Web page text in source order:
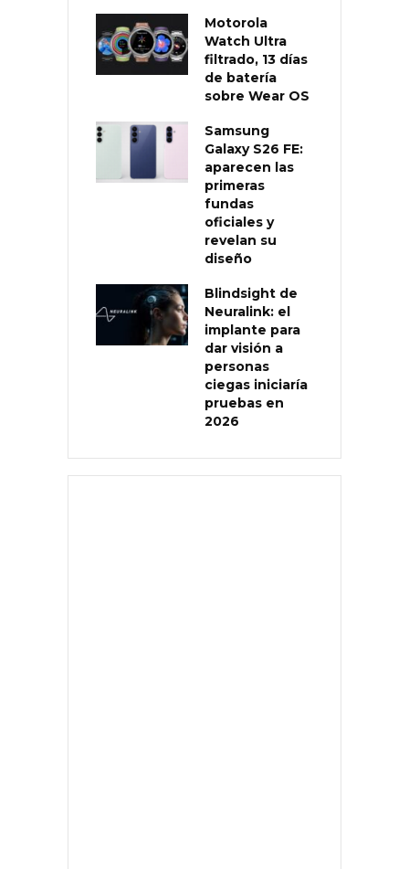
Motorola
Watch Ultra
filtrado, 13 días
de batería
sobre Wear OS
Samsung
Galaxy S26 FE:
aparecen las
primeras
fundas
oficiales y
revelan su
diseño
Blindsight de
Neuralink: el
implante para
dar visión a
personas
ciegas iniciaría
pruebas en
2026